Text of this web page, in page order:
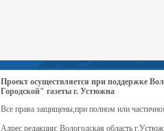
Проект осуществляется при поддержке
Городской" газеты г. Устюжна
Все права защищены,при полном или
Адрес редакции: Вологодская область